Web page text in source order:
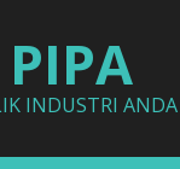
INDUSTRI ANDA